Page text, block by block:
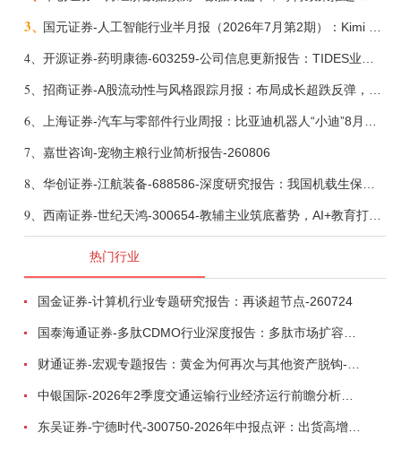
3、
4、
5、
6、
7、 嘉世咨询-宠物主粮行业简析报告-260806
8、
9、 西南证券-世纪天鸿-300654-教辅主业筑底蓄势，AI+教育打开第二曲线-260729
热门行业
国金证券-计算机行业专题研究报告：再谈超节点-260724
中银国际-2026年2季度交通运输行业经济运行前瞻分析：地缘冲突致航运和航空景气度分化，交通基础设施板块总体呈现稳健特征-260724
东吴证券-宁德时代-300750-2026年中报点评：出货高增业绩稳健，回购彰显龙头信心-260726